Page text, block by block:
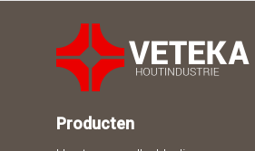
Producten